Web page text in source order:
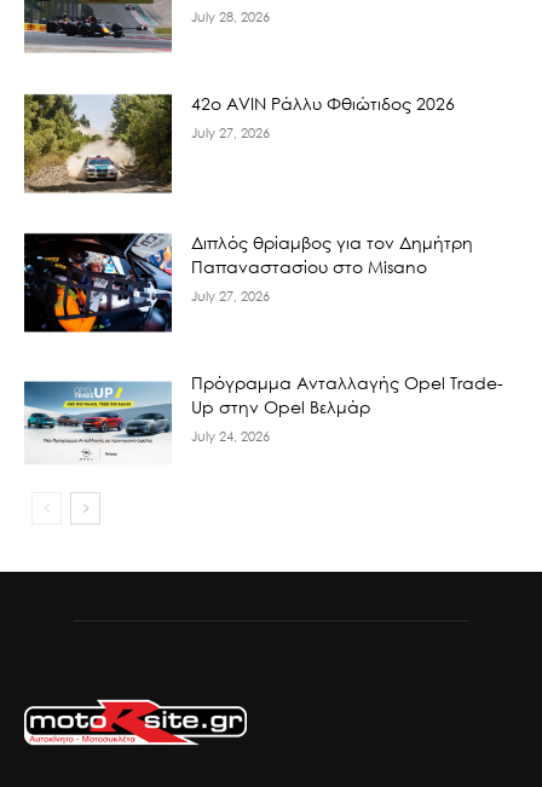
July 28, 2026
42ο AVIN Ράλλυ Φθιώτιδος 2026
July 27, 2026
Διπλός θρίαμβος για τον Δημήτρη
Παπαναστασίου στο Misano
July 27, 2026
Πρόγραμμα Ανταλλαγής Opel Trade-
Up στην Opel Βελμάρ
July 24, 2026